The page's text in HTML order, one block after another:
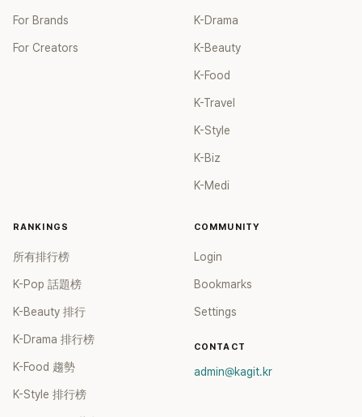
For Brands
For Creators
K-Drama
K-Beauty
K-Food
K-Travel
K-Style
K-Biz
K-Medi
RANKINGS
所有排行榜
K-Pop 話題榜
K-Beauty 排行
K-Drama 排行榜
K-Food 趨勢
K-Style 排行榜
COMMUNITY
Login
Bookmarks
Settings
CONTACT
admin@kagit.kr